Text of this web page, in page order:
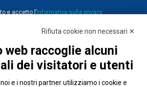
e accetto l’informativa sulla privacy
Rifiuta cookie non necessari ✕
web raccoglie alcuni
dei visitatori e utenti
e i nostri partner utilizziamo i cookie e